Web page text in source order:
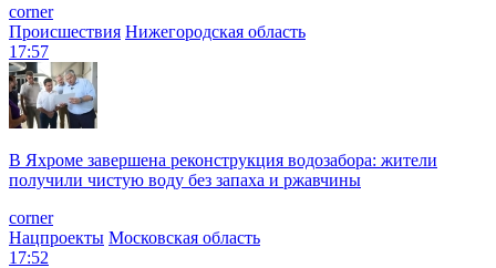
corner
Происшествия Нижегородская область
17:57
В Яхроме завершена реконструкция водозабора: жители
получили чистую воду без запаха и ржавчины
corner
Нацпроекты Московская область
17:52